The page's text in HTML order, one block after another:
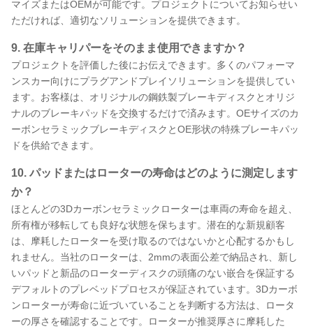
マイズまたはOEMが可能です。プロジェクトについてお知らせい
ただければ、適切なソリューションを提供できます。
9. 在庫キャリパーをそのまま使用できますか？
プロジェクトを評価した後にお伝えできます。多くのパフォーマ
ンスカー向けにプラグアンドプレイソリューションを提供してい
ます。お客様は、オリジナルの鋼鉄製ブレーキディスクとオリジ
ナルのブレーキパッドを交換するだけで済みます。OEサイズのカ
ーボンセラミックブレーキディスクとOE形状の特殊ブレーキパッ
ドを供給できます。
10. パッドまたはローターの寿命はどのように測定します
か？
ほとんどの3Dカーボンセラミックローターは車両の寿命を超え、
所有権が移転しても良好な状態を保ちます。潜在的な新規顧客
は、摩耗したローターを受け取るのではないかと心配するかもし
れません。当社のローターは、2mmの表面公差で納品され、新し
いパッドと新品のローターディスクの頭痛のない嵌合を保証する
デフォルトのプレベッドプロセスが保証されています。3Dカーボ
ンローターが寿命に近づいていることを判断する方法は、ロータ
ーの厚さを確認することです。ローターが推奨厚さに摩耗した